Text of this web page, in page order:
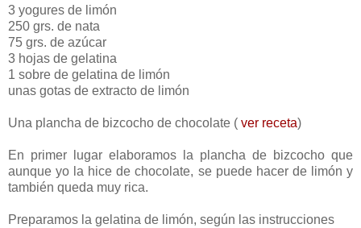
3 yogures de limón
250 grs. de nata
75 grs. de azúcar
3 hojas de gelatina
1 sobre de gelatina de limón
unas gotas de extracto de limón
Una plancha de bizcocho de chocolate ( ver receta)
En primer lugar elaboramos la plancha de bizcocho que
aunque yo la hice de chocolate, se puede hacer de limón y
también queda muy rica.
Preparamos la gelatina de limón, según las instrucciones